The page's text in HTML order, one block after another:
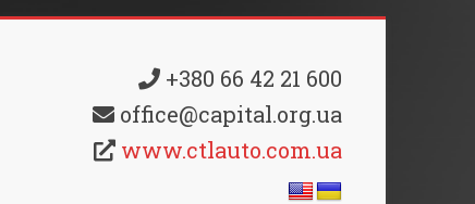
+380 66 42 21 600
office@capital.org.ua
www.ctlauto.com.ua